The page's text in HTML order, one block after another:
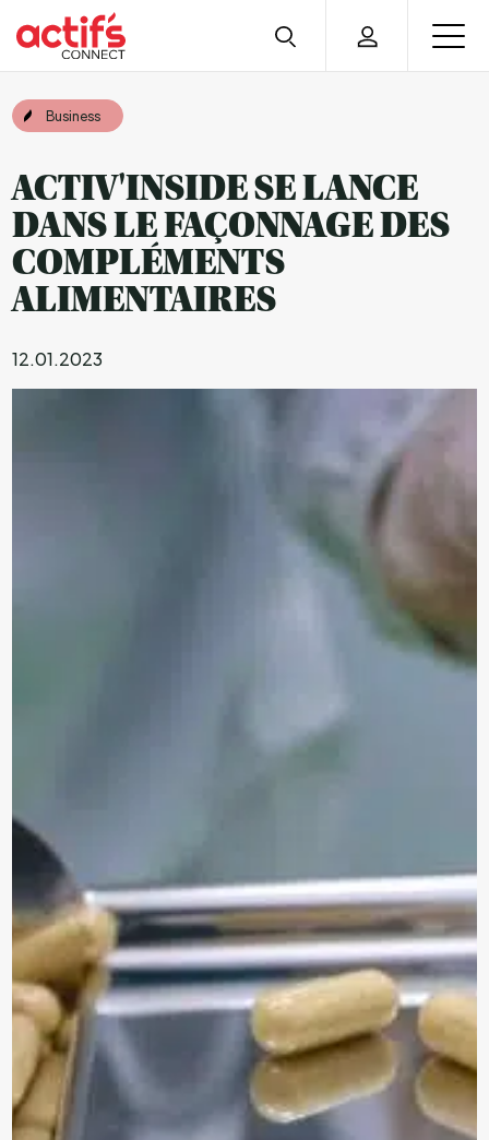
Business
ACTIV'INSIDE SE LANCE
DANS LE FAÇONNAGE DES
COMPLÉMENTS
ALIMENTAIRES
12.01.2023